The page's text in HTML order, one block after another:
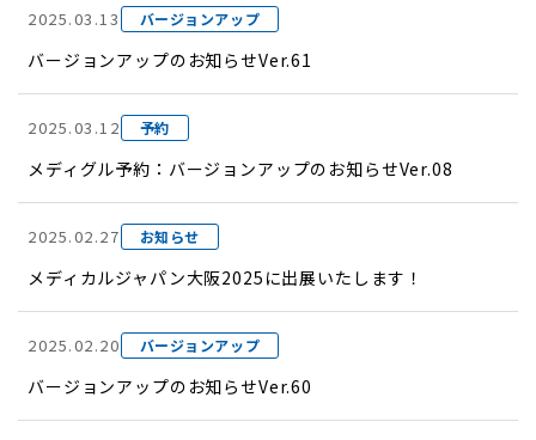
2025.03.13 バージョンアップ
バージョンアップのお知らせVer.61
2025.03.12 予約
メディグル予約：バージョンアップのお知らせVer.08
2025.02.27 お知らせ
メディカルジャパン大阪2025に出展いたします！
2025.02.20 バージョンアップ
バージョンアップのお知らせVer.60